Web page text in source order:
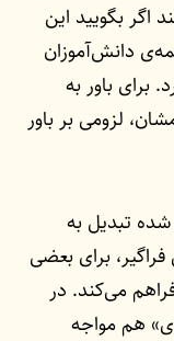
اگر بگویید این
دانش‌آموزان
باور به
لزومی بر باور
تبدیل به
برای بعضی
می‌کند. در
هم مواجه